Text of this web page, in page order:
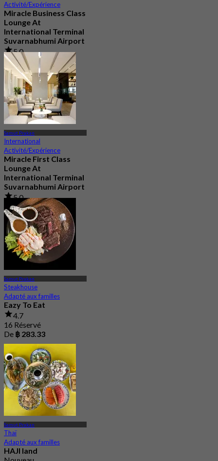
Activité/Expérience
Miracle Business Class
Lounge At
International Terminal
Suvarnabhumi Airport
5.0
10 Réservé
De฿ 1,320
Samut Prakan
International
Activité/Expérience
Miracle First Class
Lounge At
International Terminal
Suvarnabhumi Airport
5.0
217 Réservé
De฿ 1,320
Samut Prakan
Steakhouse
Adapté aux familles
Eazy To Eat
4.7
16 Réservé
De ฿ 283.33
Samut Prakan
Thaï
Adapté aux familles
HAJI land